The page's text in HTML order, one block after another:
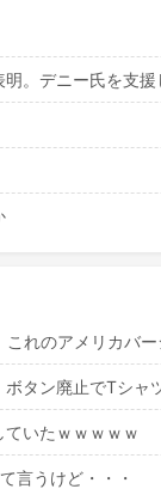
。デニー氏を支
れのアメリカバ
タン廃止でTシャ
ていたｗｗｗｗｗ
言うけど・・・